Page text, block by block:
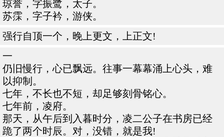
琼誉，字振鹭，太子。
苏霂，字子衿，游侠。
强行自顶一个，晚上更文，上正文!
一
仍旧慢行，心已飘远。往事一幕幕涌上心头，难
以抑制。
七年，不长也不短，却足够刻骨铭心。
七年前，凌府。
那天，从午后到入暮时分，凌二公子在书房已经
跪了两个时辰。对，没错，就是我!